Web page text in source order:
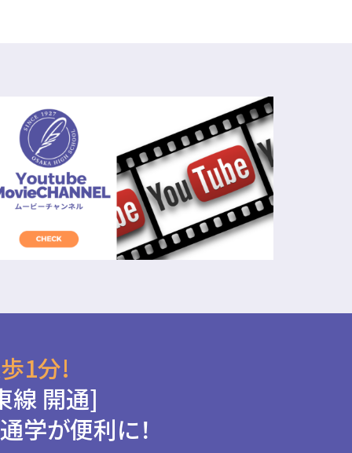
1分!
線 開通]
学が便利に！